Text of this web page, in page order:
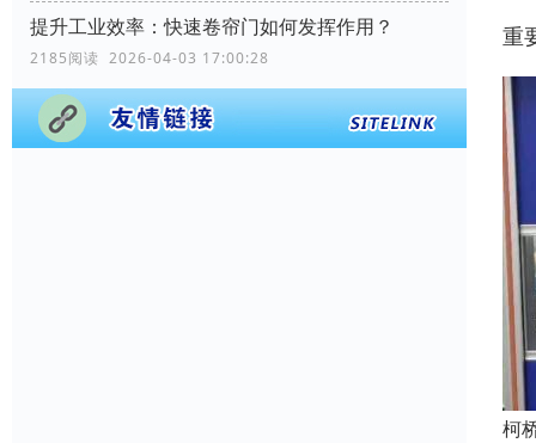
提升工业效率：快速卷帘门如何发挥作用？
2185阅读 2026-04-03 17:00:28
重
柯